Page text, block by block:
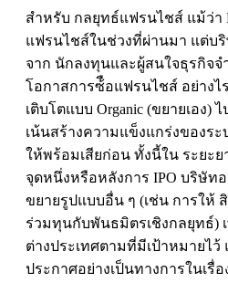
สําหรับ กลยุทธ์แฟรนไชส์ แม้ว่า
แฟรนไชส์ในช่วงที่ผ่านมา แต่บ
จาก นักลงทุนและผู้สนใจธุรกิจ
โอกาสการซ้ือแฟรนไชส์ อย่างไ
เติบโตแบบ Organic (ขยายเอง)
เน้นสร้างความแข็งแกร่งของร
ให้พร้อมเสียก่อน ทั้งนี้ใน ระยะย
จุดหนึ่งหรือหลังการ IPO บริษัท
ขยายรูปแบบอื่น ๆ (เช่น การให้
ร่วมทุนกับพันธมิตรเชิงกลยุทธ์)
ต่างประเทศตามที่มีเป้าหมายไว้
ประกาศอย่างเป็นทางการในเรื่อ